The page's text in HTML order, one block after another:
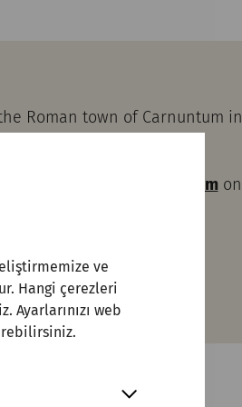
ve
Hangi çerezleri
web
Roman town of Carnuntum in
Museum Carnuntinumon